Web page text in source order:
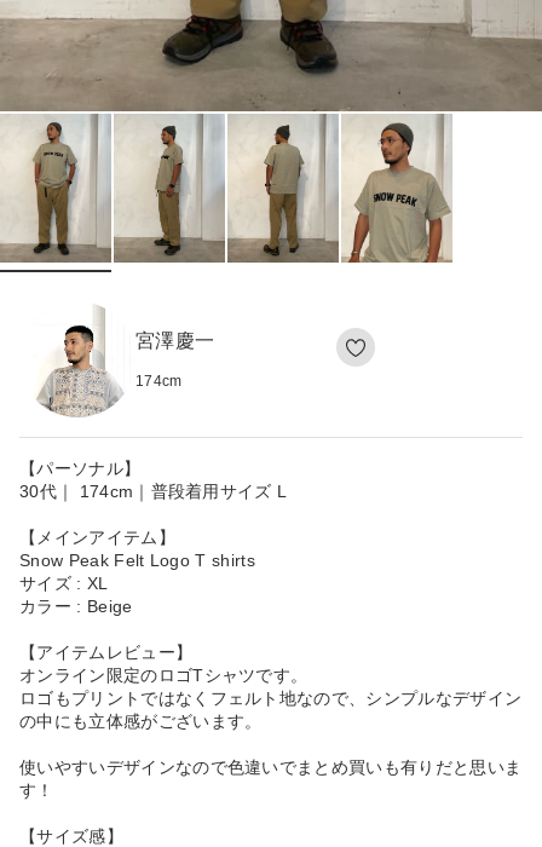
宮澤慶一
174cm
【パーソナル】
30代｜ 174cm｜普段着用サイズ L
【メインアイテム】
Snow Peak Felt Logo T shirts
サイズ : XL
カラー : Beige
【アイテムレビュー】
オンライン限定のロゴTシャツです。
ロゴもプリントではなくフェルト地なので、シンプルなデザイン
の中にも立体感がございます。
使いやすいデザインなので色違いでまとめ買いも有りだと思いま
す！
【サイズ感】